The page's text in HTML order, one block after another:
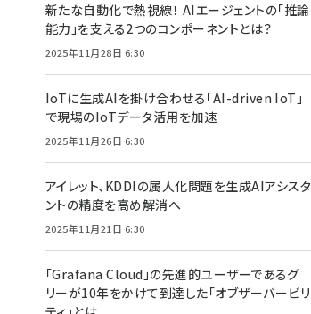
新たな自動化で熱視線！ AIエージェントの「推論
能力」を支える2つのコンポーネントとは？
2025年11月28日 6:30
IoTに生成AIを掛け合わせる「AI-driven IoT」
で現場のIoTデータ活用を加速
2025年11月26日 6:30
アイレット、KDDIの属人化問題を生成AIアシスタ
ントの精度を高め解消へ
2025年11月21日 6:30
「Grafana Cloud」の先進的ユーザーであるグ
リーが10年をかけて到達した「オブザーバービリ